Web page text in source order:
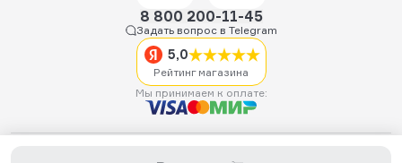
8 800 200-11-45
Задать вопрос в Telegram
5,0
Рейтинг магазина
Мы принимаем к оплате: